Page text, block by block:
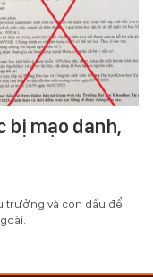
bị mạo danh,
trưởng và con dấu để